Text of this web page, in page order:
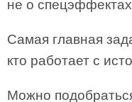
не о
Самая главная
кто работает с
Можно